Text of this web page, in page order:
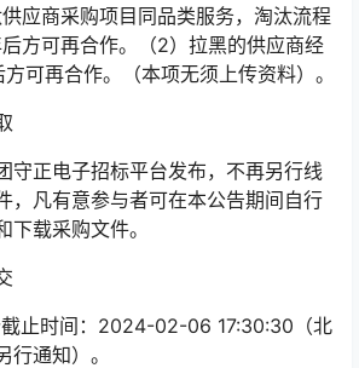
供应商采购项目同品类服务，淘汰流程
方可再合作。（2）拉黑的供应商经
可再合作。（本项无须上传资料）。
守正电子招标平台发布，不再另行线
，凡有意参与者可在本公告期间自行
载采购文件。
止时间： 2024-02-06 17:30:30（北
行通知）。